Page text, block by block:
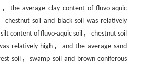
the average clay content of fluvo-aquic
chestnut soil and black soil was relatively
content of fluvo-aquic soil， chestnut soil
relatively high，and the average sand
soil，swamp soil and brown coniferous